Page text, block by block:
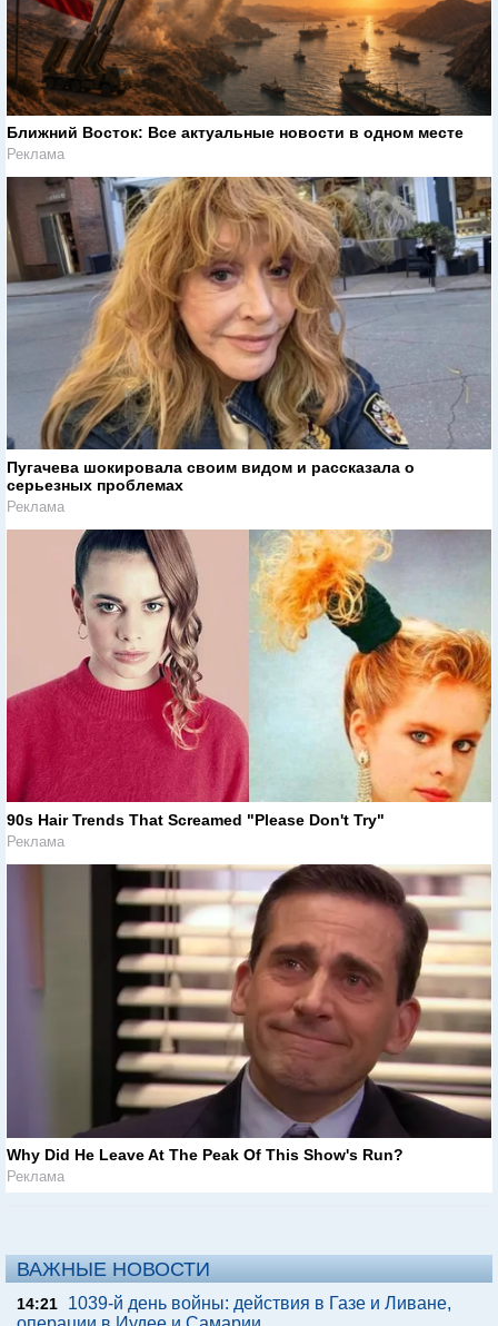
Ближний Восток: Все актуальные новости в одном месте
Реклама
Пугачева шокировала своим видом и рассказала о
серьезных проблемах
Реклама
90s Hair Trends That Screamed "Please Don't Try"
Реклама
Why Did He Leave At The Peak Of This Show's Run?
Реклама
ВАЖНЫЕ НОВОСТИ
14:21
1039-й день войны: действия в Газе и Ливане,